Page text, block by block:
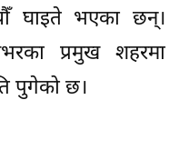
घाइते भएका छन्।
प्रमुख शहरमा
पुगेको छ।